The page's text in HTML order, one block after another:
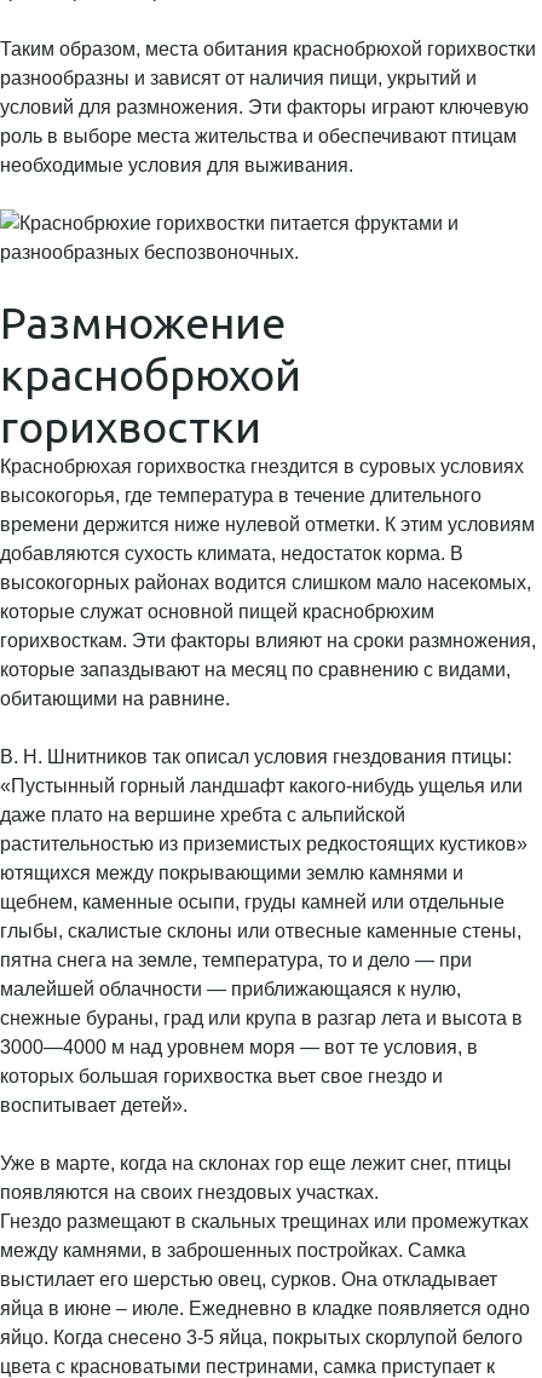
Таким образом, места обитания краснобрюхой горихвостки
разнообразны и зависят от наличия пищи, укрытий и
условий для размножения. Эти факторы играют ключевую
роль в выборе места жительства и обеспечивают птицам
необходимые условия для выживания.
Размножение
краснобрюхой
горихвостки
Краснобрюхая горихвостка гнездится в суровых условиях
высокогорья, где температура в течение длительного
времени держится ниже нулевой отметки. К этим условиям
добавляются сухость климата, недостаток корма. В
высокогорных районах водится слишком мало насекомых,
которые служат основной пищей краснобрюхим
горихвосткам. Эти факторы влияют на сроки размножения,
которые запаздывают на месяц по сравнению с видами,
обитающими на равнине.
В. Н. Шнитников так описал условия гнездования птицы:
«Пустынный горный ландшафт какого-нибудь ущелья или
даже плато на вершине хребта с альпийской
растительностью из приземистых редкостоящих кустиков»
ютящихся между покрывающими землю камнями и
щебнем, каменные осыпи, груды камней или отдельные
глыбы, скалистые склоны или отвесные каменные стены,
пятна снега на земле, температура, то и дело — при
малейшей облачности — приближающаяся к нулю,
снежные бураны, град или крупа в разгар лета и высота в
3000—4000 м над уровнем моря — вот те условия, в
которых большая горихвостка вьет свое гнездо и
воспитывает детей».
Уже в марте, когда на склонах гор еще лежит снег, птицы
появляются на своих гнездовых участках.
Гнездо размещают в скальных трещинах или промежутках
между камнями, в заброшенных постройках. Самка
выстилает его шерстью овец, сурков. Она откладывает
яйца в июне – июле. Ежедневно в кладке появляется одно
яйцо. Когда снесено 3-5 яйца, покрытых скорлупой белого
цвета с красноватыми пестринами, самка приступает к